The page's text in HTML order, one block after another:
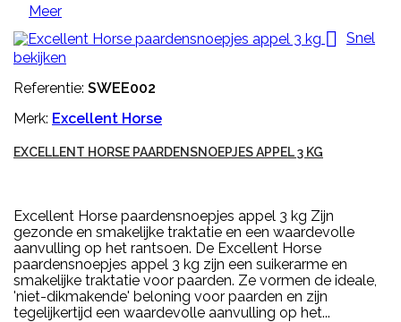
Meer
 Snel
bekijken
Referentie: SWEE002
Merk: Excellent Horse
EXCELLENT HORSE PAARDENSNOEPJES APPEL 3 KG
Excellent Horse paardensnoepjes appel 3 kg Zijn
gezonde en smakelijke traktatie en een waardevolle
aanvulling op het rantsoen. De Excellent Horse
paardensnoepjes appel 3 kg zijn een suikerarme en
smakelijke traktatie voor paarden. Ze vormen de ideale,
'niet-dikmakende' beloning voor paarden en zijn
tegelijkertijd een waardevolle aanvulling op het...